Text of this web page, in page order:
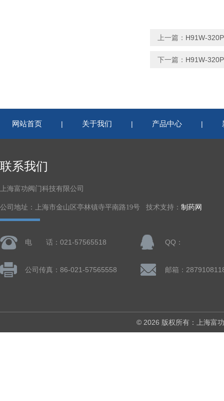
上一篇： H91W-
下一篇： H91W-
网站首页 | 关于我们 | 产品中心 |
联系我们
上海富功阀门科技有限公司
公司地址：上海市金山区亭林镇寺平南路19号 技术支持： 制药网
电 话：021-57565518 QQ：
公司传真：86-021-57565558 邮箱：
© 2026 版权所有：上海富